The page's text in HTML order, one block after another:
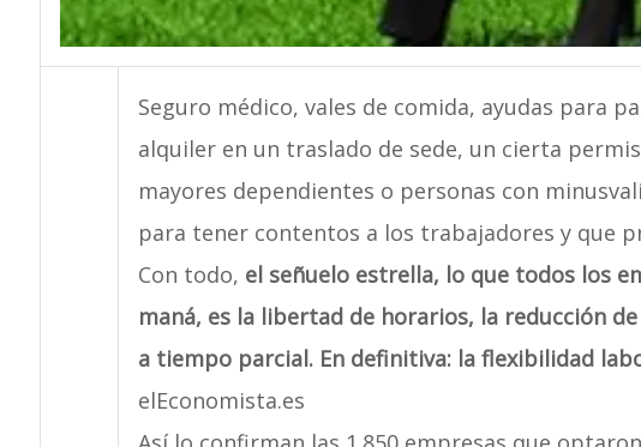
Seguro médico, vales de comida, ayudas para
alquiler en un traslado de sede, un cierta
mayores dependientes o personas con
para tener contentos a los trabajadores y que
Con todo, el señuelo estrella, lo que todos los
maná, es la libertad de horarios, la reducción
a tiempo parcial. En definitiva: la flexibilidad
elEconomista.es